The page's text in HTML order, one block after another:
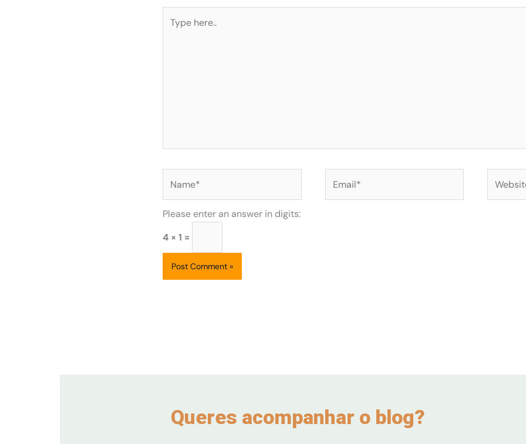
here..
Please enter an answer in digits:
4 × 1 =
Queres acompanhar o blog?